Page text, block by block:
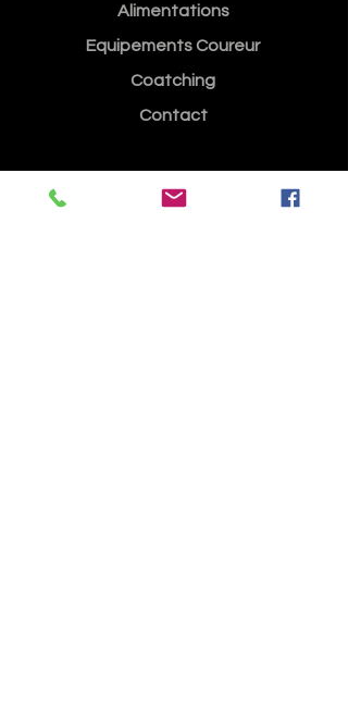
Alimentations
Equipements Coureur
Coatching
Contact
INFORMATION